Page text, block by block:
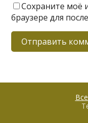
Сохраните моё
браузере для